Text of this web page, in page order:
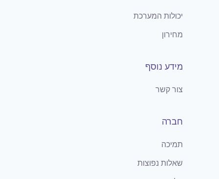
יכולות המערכת
מחירון
מידע נוסף
צור קשר
חברה
תמיכה
שאלות נפוצות